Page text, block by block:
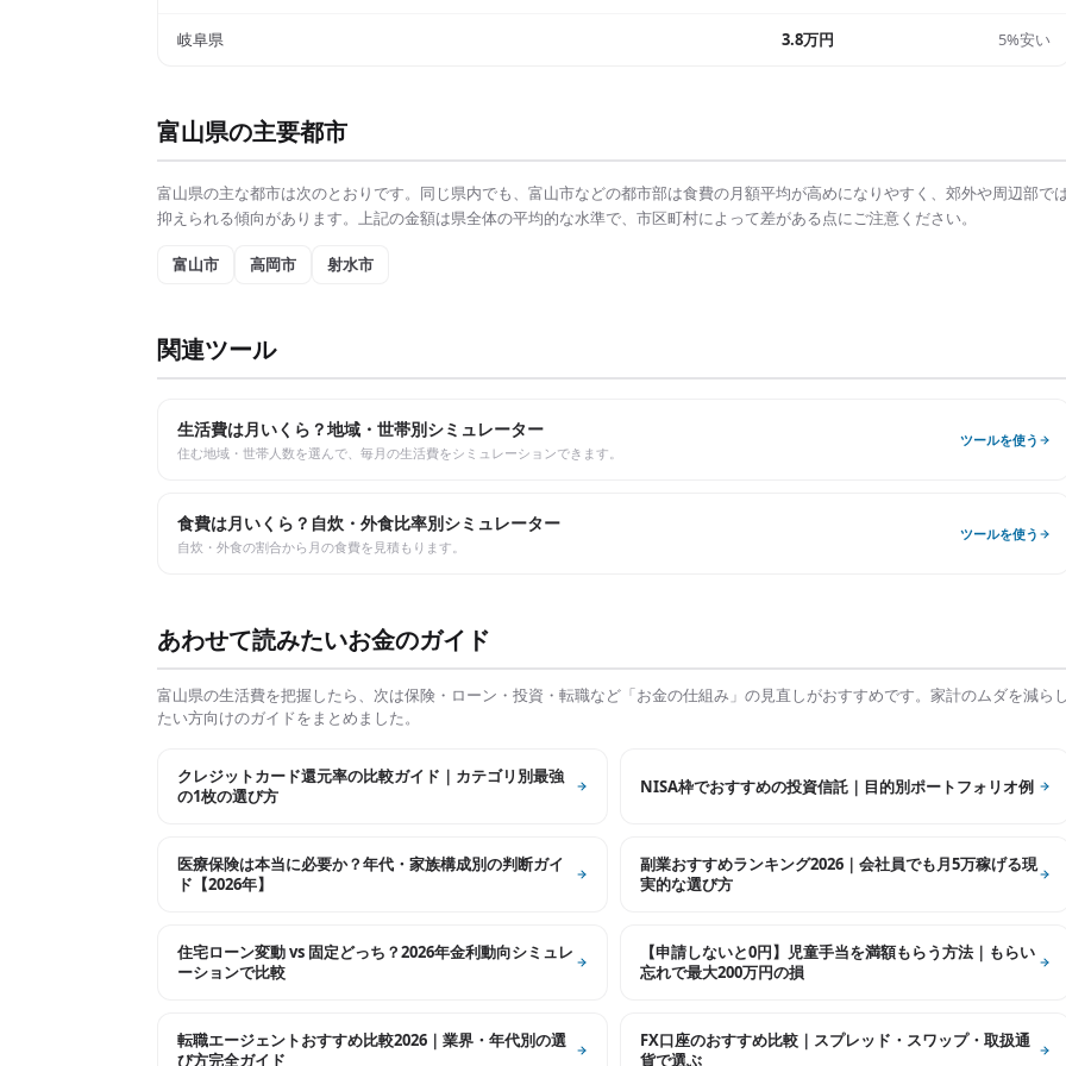
岐阜県 3.8万円 5%安い
富山県の主要都市
富山県の主な都市は次のとおりです。同じ県内でも、 富山市などの都市部は食費の月額平均が高めになりやすく、郊外や周辺部で
抑えられる傾向があります。上記の金額は県全体の平均的な水準で、市区町村によって差がある点にご注意ください。
富山市 高岡市 射水市
関連ツール
生活費は月いくら？地域・世帯別シミュレーター
住む地域・世帯人数を選んで、毎月の生活費をシミュレーションできます。
ツールを使う
食費は月いくら？自炊・外食比率別シミュレーター
自炊・外食の割合から月の食費を見積もります。
ツールを使う
あわせて読みたいお金のガイド
富山県の生活費を把握したら、次は保険・ローン・投資・転職など「お金の仕組み」の見直しがおすすめです。家計のムダを減ら
たい方向けのガイドをまとめました。
クレジットカード還元率の比較ガイド｜カテゴリ別最強
の1枚の選び方
NISA枠でおすすめの投資信託｜目的別ポートフォリオ例
医療保険は本当に必要か？年代・家族構成別の判断ガイ
ド【2026年】
副業おすすめランキング2026｜会社員でも月5万稼げる現
実的な選び方
住宅ローン変動 vs 固定どっち？2026年金利動向シミュレ
ーションで比較
【申請しないと0円】児童手当を満額もらう方法｜もらい
忘れで最大200万円の損
転職エージェントおすすめ比較2026｜業界・年代別の選
び方完全ガイド
FX口座のおすすめ比較｜スプレッド・スワップ・取扱通
貨で選ぶ